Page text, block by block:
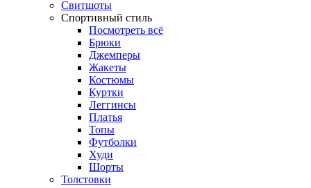
Свитшоты
Спортивный стиль
Посмотреть всё
Брюки
Джемперы
Жакеты
Костюмы
Куртки
Леггинсы
Платья
Топы
Футболки
Худи
Шорты
Толстовки